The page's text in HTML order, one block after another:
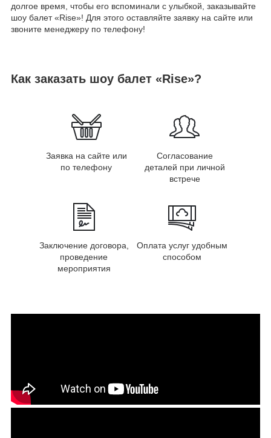
долгое время, чтобы его вспоминали с улыбкой, заказывайте
шоу балет «Rise»! Для этого оставляйте заявку на сайте или
звоните менеджеру по телефону!
Как заказать шоу балет «Rise»?
Заявка на сайте или
по телефону
Согласование
деталей при личной
встрече
Заключение договора,
проведение
мероприятия
Оплата услуг удобным
способом